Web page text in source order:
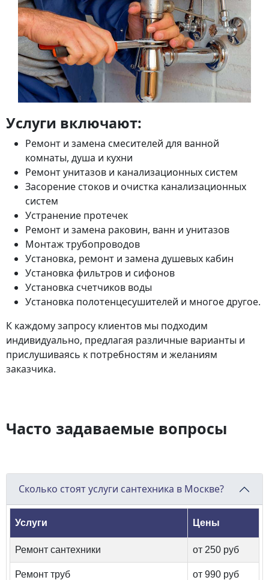
Услуги включают:
Ремонт и замена смесителей для ванной
комнаты, душа и кухни
Ремонт унитазов и канализационных систем
Засорение стоков и очистка канализационных
систем
Устранение протечек
Ремонт и замена раковин, ванн и унитазов
Монтаж трубопроводов
Установка, ремонт и замена душевых кабин
Установка фильтров и сифонов
Установка счетчиков воды
Установка полотенцесушителей и многое другое.
К каждому запросу клиентов мы подходим
индивидуально, предлагая различные варианты и
прислушиваясь к потребностям и желаниям
заказчика.
Часто задаваемые вопросы
Сколько стоят услуги сантехника в Москве?
Услуги Цены
Ремонт сантехники от 250 руб
Ремонт труб от 990 руб